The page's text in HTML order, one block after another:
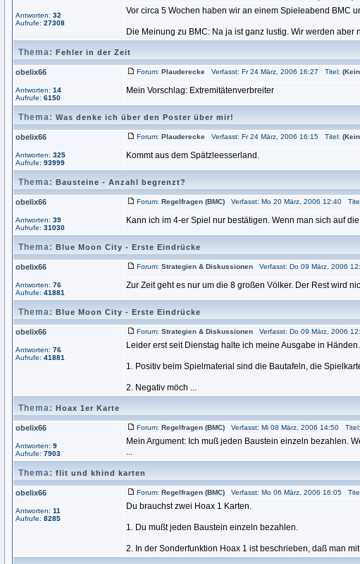
Antworten: 32
Aufrufe: 27308
Vor circa 5 Wochen haben wir an einem Spieleabend BMC
Die Meinung zu BMC: Na ja ist ganz lustig. Wir werden
Thema: Fehler in der Zeit
obelix66
Antworten: 14
Aufrufe: 6150
Forum: Plauderecke Verfasst: Fr 24 März, 2006 16:27 Titel:
Mein Vorschlag: Extremitätenverbreiter
Thema: Was denke ich über den Poster über mir!
obelix66
Antworten: 325
Aufrufe: 93999
Forum: Plauderecke Verfasst: Fr 24 März, 2006 16:15 Titel:
Kommt aus dem Spätzleesserland.
Thema: Bausteine - Anzahl begrenzt?
obelix66
Antworten: 39
Aufrufe: 31030
Forum: Regelfragen (BMC) Verfasst: Mo 20 März, 2006 12:40
Kann ich im 4-er Spiel nur bestätigen. Wenn man sich auf
Thema: Blue Moon City - Erste Eindrücke
obelix66
Antworten: 76
Aufrufe: 41881
Forum: Strategien & Diskussionen Verfasst: Do 09 März, 2006
Zur Zeit geht es nur um die 8 großen Völker. Der Rest wird
Thema: Blue Moon City - Erste Eindrücke
obelix66
Antworten: 76
Aufrufe: 41881
Forum: Strategien & Diskussionen Verfasst: Do 09 März, 2006
Leider erst seit Dienstag halte ich meine Ausgabe in
1. Positiv beim Spielmaterial sind die Bautafeln, die
2. Negativ möch ...
Thema: Hoax 1er Karte
obelix66
Antworten: 9
Aufrufe: 7903
Forum: Regelfragen (BMC) Verfasst: Mi 08 März, 2006 14:50 Titel:
Mein Argument: Ich muß jeden Baustein einzeln bezahlen.
...
Thema: flit und khind karten
obelix66
Antworten: 11
Aufrufe: 8285
Forum: Regelfragen (BMC) Verfasst: Mo 06 März, 2006 16:05
Du brauchst zwei Hoax 1 Karten.
1. Du mußt jeden Baustein einzeln bezahlen.
2. In der Sonderfunktion Hoax 1 ist beschrieben, daß man